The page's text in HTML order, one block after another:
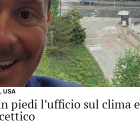
,USA
piedi l’ufficio sul clima e